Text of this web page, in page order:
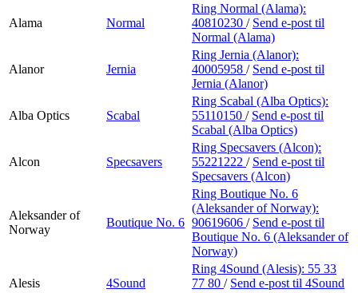
Alama Normal
Ring Normal (Alama):
40810230 / Send e-post til
Normal (Alama)
Alanor Jernia
Ring Jernia (Alanor):
40005958 / Send e-post til
Jernia (Alanor)
Alba Optics Scabal
Ring Scabal (Alba Optics):
55110150 / Send e-post til
Scabal (Alba Optics)
Alcon Specsavers
Ring Specsavers (Alcon):
55221222 / Send e-post til
Specsavers (Alcon)
Aleksander of
Norway
Boutique No. 6
Ring Boutique No. 6
(Aleksander of Norway):
90619606 / Send e-post til
Boutique No. 6 (Aleksander of
Norway)
Alesis 4Sound
Ring 4Sound (Alesis): 55 33
77 80 / Send e-post til 4Sound